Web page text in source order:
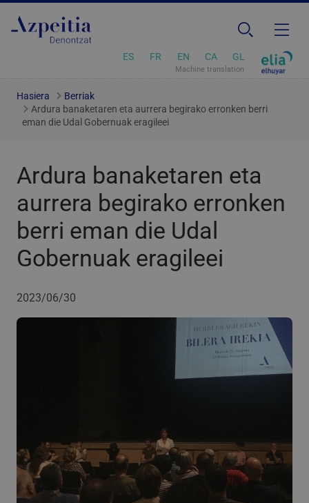
ES FR EN CA GL
Machine translation
Hasiera
Berriak
Ardura banaketaren eta aurrera begirako erronken berri
eman die Udal Gobernuak eragileei
Ardura banaketaren eta
aurrera begirako erronken
berri eman die Udal
Gobernuak eragileei
2023/06/30